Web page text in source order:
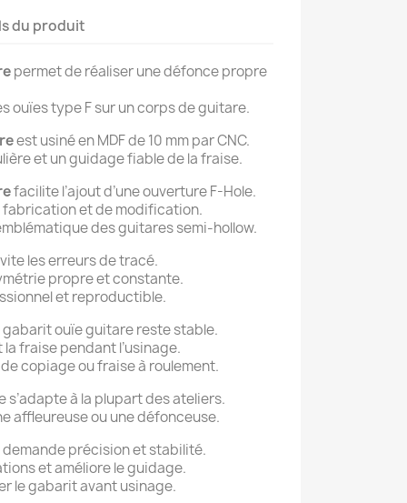
du produit
permet de réaliser une défonce propre
ouïes type F sur un corps de guitare.
est usiné en MDF de 10 mm par CNC.
et un guidage fiable de la fraise.
facilite l’ajout d’une ouverture F-Hole.
fabrication et de modification.
des guitares semi-hollow.
les erreurs de tracé.
propre et constante.
et reproductible.
gabarit ouïe guitare reste stable.
fraise pendant l’usinage.
copiage ou fraise à roulement.
à la plupart des ateliers.
affleureuse ou une défonceuse.
précision et stabilité.
et améliore le guidage.
le gabarit avant usinage.